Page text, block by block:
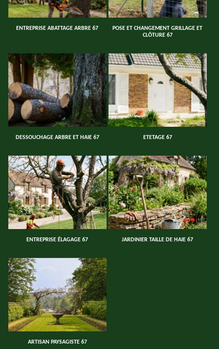
ENTREPRISE ABATTAGE ARBRE 67
POSE ET CHANGEMENT GRILLAGE ET
CLÔTURE 67
DESSOUCHAGE ARBRE ET HAIE 67 ETETAGE 67
ENTREPRISE ÉLAGAGE 67 JARDINIER TAILLE DE HAIE 67
ARTISAN PAYSAGISTE 67